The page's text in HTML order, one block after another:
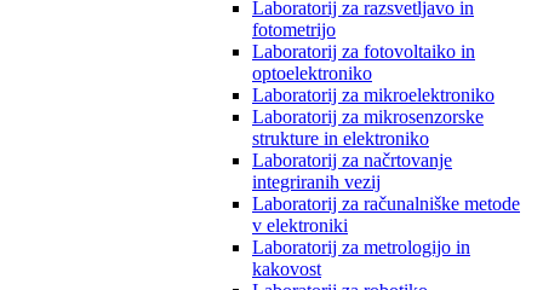
Laboratorij za razsvetljavo in
fotometrijo
Laboratorij za fotovoltaiko in
optoelektroniko
Laboratorij za mikroelektroniko
Laboratorij za mikrosenzorske
strukture in elektroniko
Laboratorij za načrtovanje
integriranih vezij
Laboratorij za računalniške metode
v elektroniki
Laboratorij za metrologijo in
kakovost